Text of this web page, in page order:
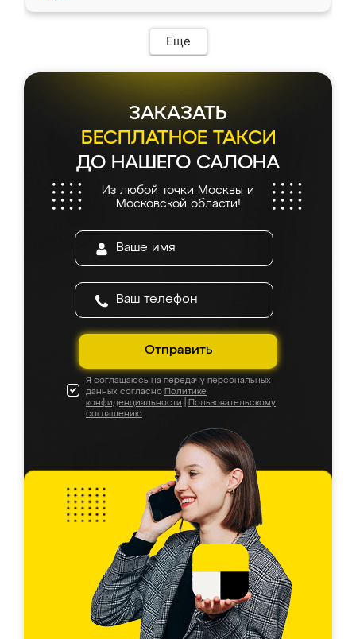
Еще
ЗАКАЗАТЬ
БЕСПЛАТНОЕ ТАКСИ
ДО НАШЕГО САЛОНА
Из любой точки Москвы и
Московской области!
Отправить
Я соглашаюсь на передачу персональных
данных согласно Политике
конфиденциальности
Пользовательскому
соглашению